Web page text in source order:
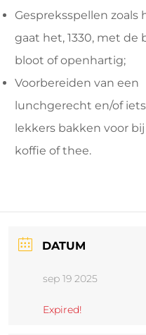
Gespreksspellen zoals
gaat het, 1330, met de
bloot of openhartig;
Voorbereiden van een
lunchgerecht en/of iets
lekkers bakken voor
koffie of thee.
DATUM
sep 19 2025
Expired!